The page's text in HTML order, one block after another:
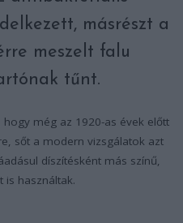
másrészt a
meszelt falu
tűnt.
még az 1920-as évek előtt
sőt a modern vizsgálatok azt
díszítésként más színű,
is használtak.